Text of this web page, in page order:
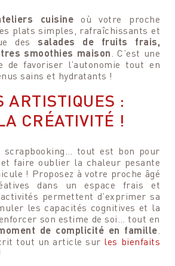
cuisine où votre proche
plats simples, rafraîchissants et
dessalades de fruits frais,
smoothies maison. C’est une
de favoriser l’autonomie tout en
sains et hydratants !
ARTISTIQUES :
CRÉATIVITÉ !
scrapbooking… tout est bon pour
et faire oublier la chaleur pesante
! Proposez à votre proche âgé
dans un espace frais et
permettent d’exprimer sa
les capacités cognitives et la
son estime de soi… tout en
de complicité en famille.
tout un article sur les bienfaits